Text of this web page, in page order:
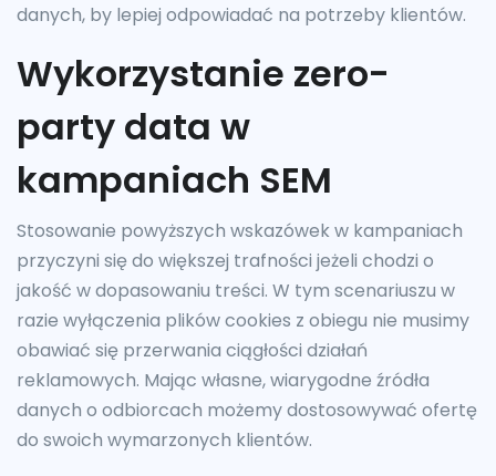
danych, by lepiej odpowiadać na potrzeby klientów.
Wykorzystanie zero-
party data w
kampaniach SEM
Stosowanie powyższych wskazówek w kampaniach
przyczyni się do większej trafności jeżeli chodzi o
jakość w dopasowaniu treści. W tym scenariuszu w
razie wyłączenia plików cookies z obiegu nie musimy
obawiać się przerwania ciągłości działań
reklamowych. Mając własne, wiarygodne źródła
danych o odbiorcach możemy dostosowywać ofertę
do swoich wymarzonych klientów.